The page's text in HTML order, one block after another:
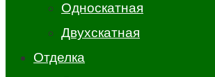
Односкатная
Двухскатная
Отделка